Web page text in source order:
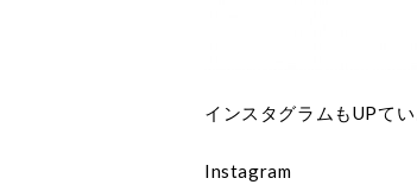
インスタグラムもUPて
Instagram